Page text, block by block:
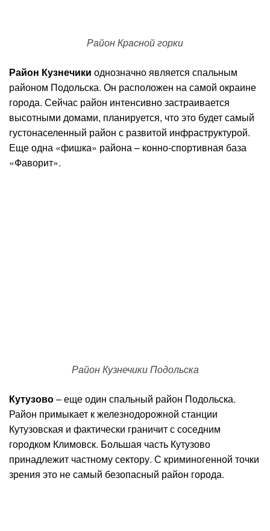
Район Красной горки
Район Кузнечики однозначно является спальным
районом Подольска. Он расположен на самой окраине
города. Сейчас район интенсивно застраивается
высотными домами, планируется, что это будет самый
густонаселенный район с развитой инфраструктурой.
Еще одна «фишка» района – конно-спортивная база
«Фаворит».
Район Кузнечики Подольска
Кутузово– еще один спальный район Подольска.
Район примыкает к железнодорожной станции
Кутузовская и фактически граничит с соседним
городком Климовск. Большая часть Кутузово
принадлежит частному сектору. С криминогенной точки
зрения это не самый безопасный район города.